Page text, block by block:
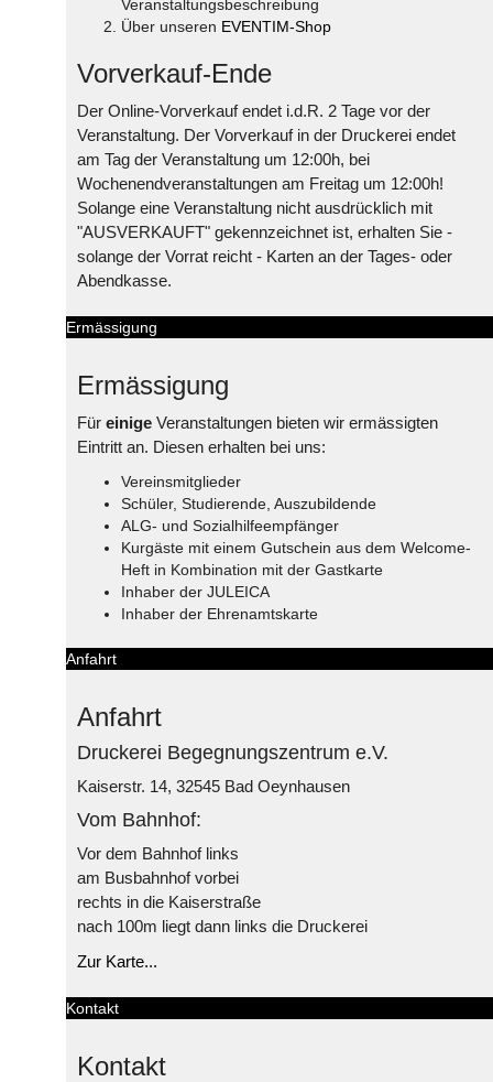
Veranstaltungsbeschreibung
Über unseren EVENTIM-Shop
Vorverkauf-Ende
Der Online-Vorverkauf endet i.d.R. 2 Tage vor der
Veranstaltung. Der Vorverkauf in der Druckerei endet
am Tag der Veranstaltung um 12:00h, bei
Wochenendveranstaltungen am Freitag um 12:00h!
Solange eine Veranstaltung nicht ausdrücklich mit
"AUSVERKAUFT" gekennzeichnet ist, erhalten Sie -
solange der Vorrat reicht - Karten an der Tages- oder
Abendkasse.
Ermässigung
Ermässigung
Für einige Veranstaltungen bieten wir ermässigten
Eintritt an. Diesen erhalten bei uns:
Vereinsmitglieder
Schüler, Studierende, Auszubildende
ALG- und Sozialhilfeempfänger
Kurgäste mit einem Gutschein aus dem Welcome-
Heft in Kombination mit der Gastkarte
Inhaber der JULEICA
Inhaber der Ehrenamtskarte
Anfahrt
Anfahrt
Druckerei Begegnungszentrum e.V.
Kaiserstr. 14, 32545 Bad Oeynhausen
Vom Bahnhof:
Vor dem Bahnhof links
am Busbahnhof vorbei
rechts in die Kaiserstraße
nach 100m liegt dann links die Druckerei
Zur Karte...
Kontakt
Kontakt